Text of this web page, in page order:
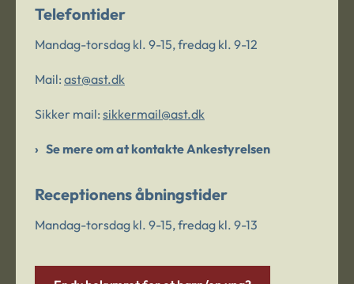
Telefontider
Mandag-torsdag kl. 9-15, fredag kl. 9-12
Mail: ast@ast.dk
Sikker mail: sikkermail@ast.dk
Se mere om at kontakte Ankestyrelsen
Receptionens åbningstider
Mandag-torsdag kl. 9-15, fredag kl. 9-13